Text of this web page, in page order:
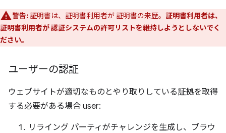
警告: 証明書は、証明書利用者が 証明書の来歴。 証明書利用者は、
証明書利用者が 認証システムの許可リストを維持しようとしないでく
ださい。
ユーザーの認証
ウェブサイトが適切なものとやり取りしている証拠を取得
する必要がある場合 user:
リライング パーティがチャレンジを生成し、ブラウ